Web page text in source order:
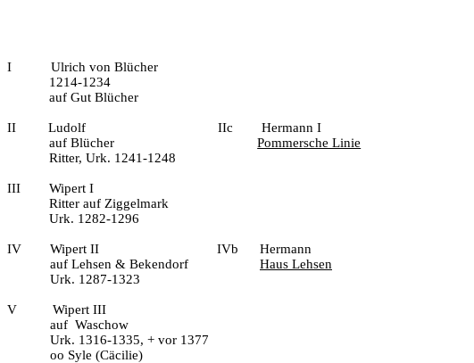
I
Ulrich von Blücher
1214-1234
auf Gut Blücher
II Ludolf IIc
Hermann I
auf Blücher
Pommersche Linie
Ritter, Urk. 1241-1248
III
Wipert I
Ritter auf Ziggelmark
Urk. 1282-1296
IV Wipert II IVb
Hermann
auf Lehsen & Bekendorf
Haus Lehsen
Urk. 1287-1323
V
Wipert III
auf Waschow
Urk. 1316-1335, + vor 1377
oo Syle (Cäcilie)